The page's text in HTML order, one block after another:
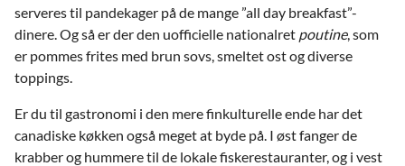
serveres til pandekager på de mange ”all day breakfast”-
dinere. Og så er der den uofficielle nationalret poutine, som
er pommes frites med brun sovs, smeltet ost og diverse
toppings.
Er du til gastronomi i den mere finkulturelle ende har det
canadiske køkken også meget at byde på. I øst fanger de
krabber og hummere til de lokale fiskerestauranter, og i vest